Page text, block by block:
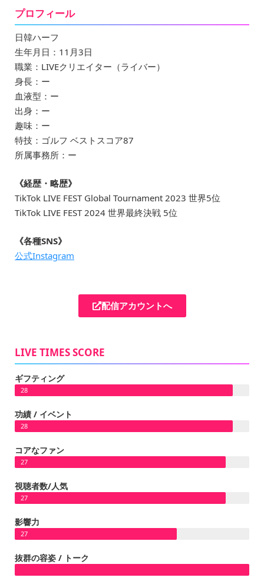
プロフィール
日韓ハーフ
生年月日：11月3日
職業：LIVEクリエイター（ライバー）
身長：ー
血液型：ー
出身：ー
趣味：ー
特技：ゴルフ ベストスコア87
所属事務所：ー
《経歴・略歴》
TikTok LIVE FEST Global Tournament 2023 世界5位
TikTok LIVE FEST 2024 世界最終決戦 5位
《各種SNS》
公式Instagram
配信アカウントへ
LIVE TIMES SCORE
ギフティング
28
功績 / イベント
28
コアなファン
27
視聴者数/人気
27
影響力
27
抜群の容姿 / トーク